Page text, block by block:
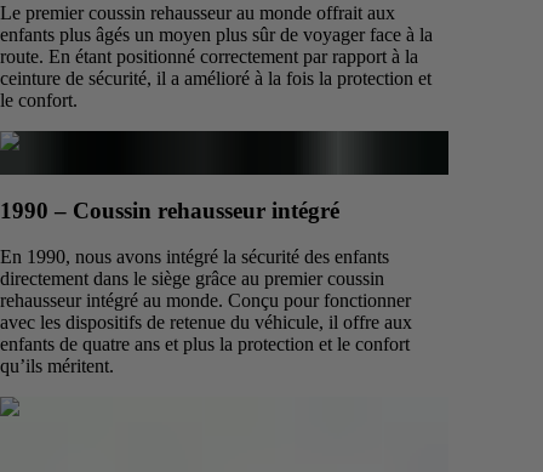
Le premier coussin rehausseur au monde offrait aux
enfants plus âgés un moyen plus sûr de voyager face à la
route. En étant positionné correctement par rapport à la
ceinture de sécurité, il a amélioré à la fois la protection et
le confort.
1990 – Coussin rehausseur intégré
En 1990, nous avons intégré la sécurité des enfants
directement dans le siège grâce au premier coussin
rehausseur intégré au monde. Conçu pour fonctionner
avec les dispositifs de retenue du véhicule, il offre aux
enfants de quatre ans et plus la protection et le confort
qu’ils méritent.